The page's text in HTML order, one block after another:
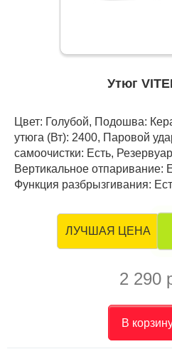
Утюг
Цвет: Голубой, Подошва:
утюга (Вт): 2400, Паровой
самоочистки: Есть,
Вертикальное отпаривание:
Функция разбрызгивания:
ЛУЧШАЯ ЦЕНА
2 290
В